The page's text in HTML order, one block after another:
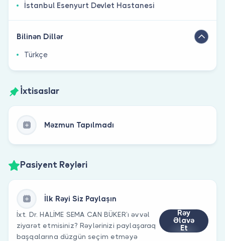
İstanbul Esenyurt Devlet Hastanesi
Bilinən Dillər
Türkçe
İxtisaslar
Məzmun Tapılmadı
Pasiyent Rəyləri
İlk Rəyi Siz Paylaşın
İxt. Dr. HALİME SEMA CAN BÜKER’ı əvvəl
ziyarət etmisiniz? Rəylərinizi paylaşaraq
başqalarına düzgün seçim etməyə
Rəy
Əlavə
Et